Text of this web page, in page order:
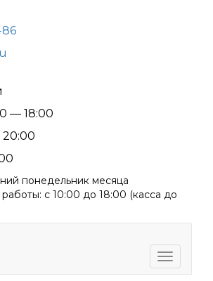
86
— 18:00
20:00
понедельник месяца
с 10:00 до 18:00 (касса до
Toggle